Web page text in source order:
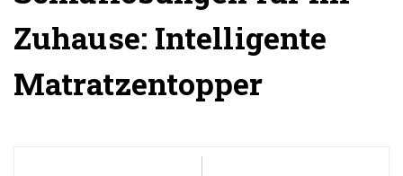
Zuhause: Intelligente
Matratzentopper
Beitragsnavigation